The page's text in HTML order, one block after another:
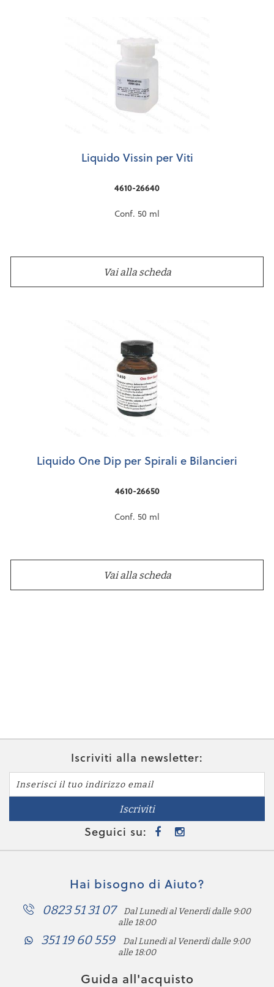
Liquido Vissin per Viti
4610-26640
Conf. 50 ml
Vai alla scheda
Liquido One Dip per Spirali e Bilancieri
4610-26650
Conf. 50 ml
Vai alla scheda
Iscriviti alla newsletter:
Iscriviti
Seguici su:
Hai bisogno di Aiuto?
0823 51 31 07
Dal Lunedi al Venerdi dalle 9:00
alle 18:00
351 19 60 559
Dal Lunedi al Venerdi dalle 9:00
alle 18:00
Guida all'acquisto